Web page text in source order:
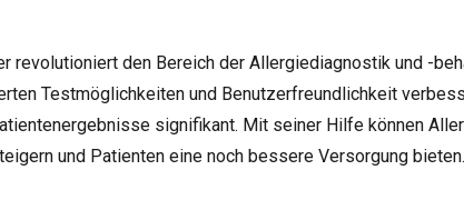
revolutioniert den Bereich der Allergiediagnostik und -
Testmöglichkeiten und Benutzerfreundlichkeit
signifikant. Mit seiner Hilfe können
und Patienten eine noch bessere Versorgung bieten.